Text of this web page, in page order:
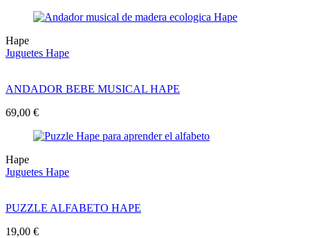
Hape
Juguetes Hape
ANDADOR BEBE MUSICAL HAPE
69,00 €
Hape
Juguetes Hape
PUZZLE ALFABETO HAPE
19,00 €